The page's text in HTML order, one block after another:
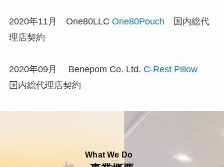
2020年11月 One80LLC One80Pouch 国内総代
理店契約
2020年09月 Benepom Co. Ltd. C-Rest Pillow
国内総代理店契約
What We Do